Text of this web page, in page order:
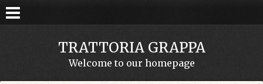
TRATTORIA GRAPPA
Welcome to our homepage